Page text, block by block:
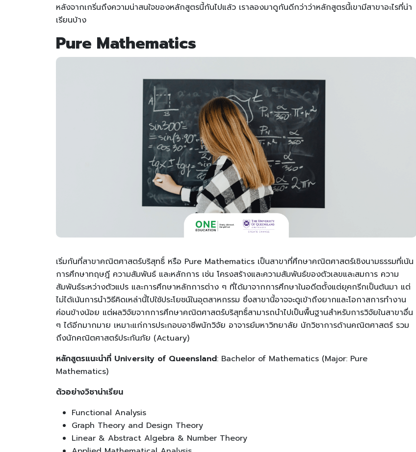
หลังจากเกริ่นถึงความน่าสนใจของหลักสูตรนี้กันไปแล้ว เราลองมาดูกันดีกว่าว่าหลักสูตรนี้เขามีสาขาอะไรที่น่า
เรียนบ้าง
Pure Mathematics
เริ่มกันที่สาขาคณิตศาสตร์บริสุทธิ์ หรือ Pure Mathematics เป็นสาขาที่ศึกษาคณิตศาสตร์เชิงนามธรรมที่เน้น
การศึกษาทฤษฎี ความสัมพันธ์ และหลักการ เช่น โครงสร้างและความสัมพันธ์ของตัวเลขและสมการ ความ
สัมพันธ์ระหว่างตัวแปร และการศึกษาหลักการต่าง ๆ ที่ได้มาจากการศึกษาในอดีตตั้งแต่ยุคกรีกเป็นต้นมา แต่
ไม่ได้เน้นการนำวิธีคิดเหล่านี้ไปใช้ประโยชน์ในอุตสาหกรรม ซึ่งสาขานี้อาจจะดูเข้าถึงยากและโอกาสการทำงาน
ค่อนข้างน้อย แต่ผลวิจัยจากการศึกษาคณิตศาสตร์บริสุทธิ์สามารถนำไปเป็นพื้นฐานสำหรับการวิจัยในสาขาอื่น
ๆ ได้อีกมากมาย เหมาะแก่การประกอบอาชีพนักวิจัย อาจารย์มหาวิทยาลัย นักวิชาการด้านคณิตศาสตร์ รวม
ถึงนักคณิตศาสตร์ประกันภัย (Actuary)
หลักสูตรแนะนำที่ University of Queensland: Bachelor of Mathematics (Major: Pure
Mathematics)
ต้วอย่างวิชาน่าเรียน
Functional Analysis
Graph Theory and Design Theory
Linear & Abstract Algebra & Number Theory